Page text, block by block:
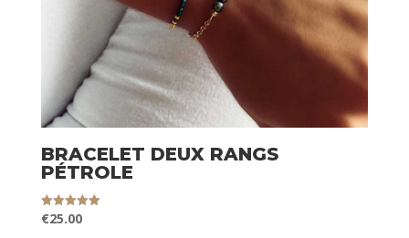
BRACELET DEUX RANGS
PÉTROLE
Note
5.00
€25.00